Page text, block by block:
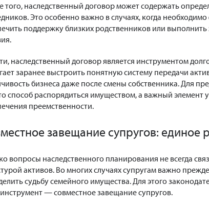
того, наследственный договор может содержать
Это особенно важно в случаях, когда
поддержку близких родственников или
наследственный договор является инструментом
заранее выстроить понятную систему передачи
бизнеса даже после смены собственника. Для
способ распорядиться имуществом, а важный элемент
преемственности.
завещание супругов: единое
вопросы наследственного планирования не всегда
активов. Во многих случаях супругам важно
судьбу семейного имущества. Для этого
— совместное завещание супругов.